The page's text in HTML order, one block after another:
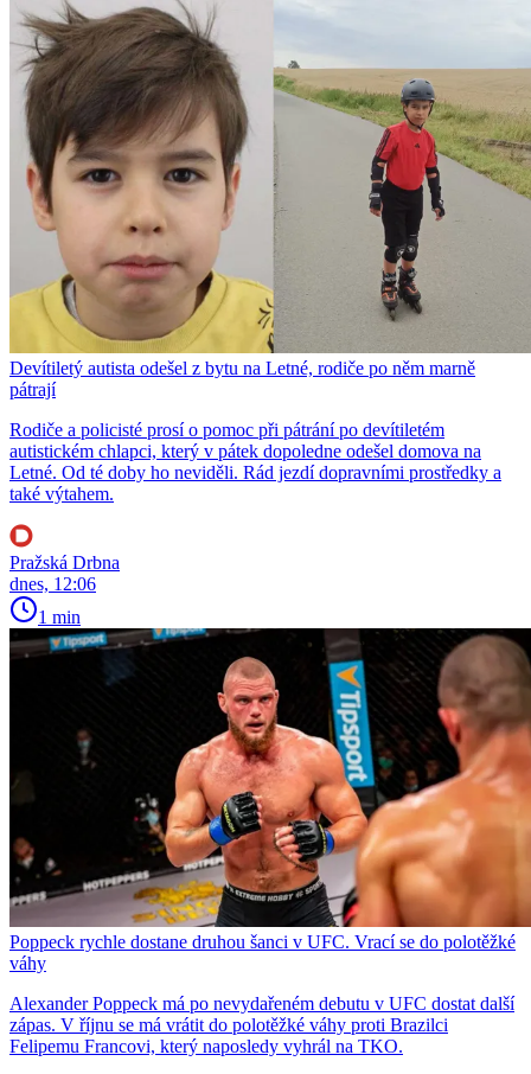
Devítiletý autista odešel z bytu na Letné, rodiče po něm marně
pátrají
Rodiče a policisté prosí o pomoc při pátrání po devítiletém
autistickém chlapci, který v pátek dopoledne odešel domova na
Letné. Od té doby ho neviděli. Rád jezdí dopravními prostředky a
také výtahem.
Pražská Drbna
dnes, 12:06
1 min
Poppeck rychle dostane druhou šanci v UFC. Vrací se do polotěžké
váhy
Alexander Poppeck má po nevydařeném debutu v UFC dostat další
zápas. V říjnu se má vrátit do polotěžké váhy proti Brazilci
Felipemu Francovi, který naposledy vyhrál na TKO.